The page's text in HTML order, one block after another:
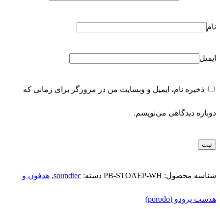
نام
ایمیل
ذخیره نام، ایمیل و وبسایت من در مرورگر برای زمانی که
دوباره دیدگاهی می‌نویسم.
شناسه محصول: PB-STOAEP-WH دسته: soundtec
, هدفون و
هدست پرودو (porodo)